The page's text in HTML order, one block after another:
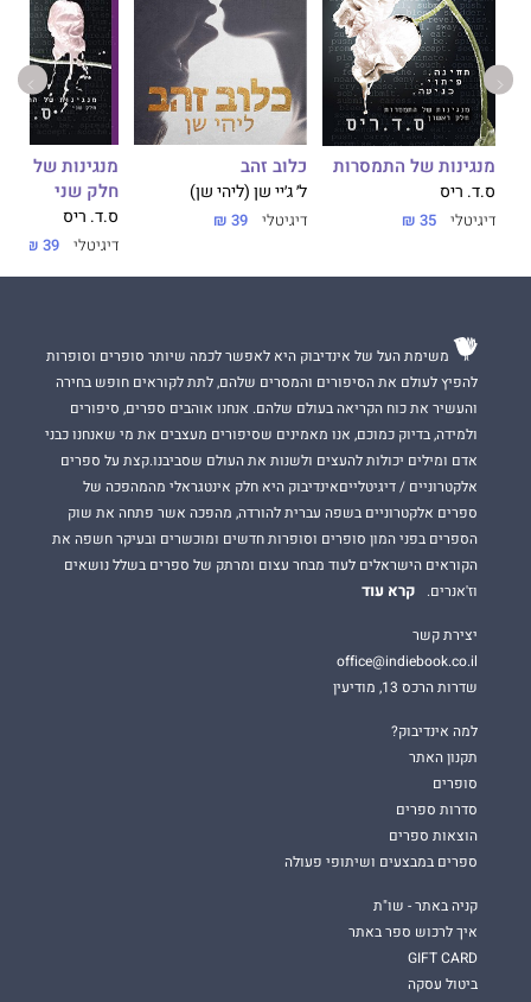
מנגינות של התמסרות
ס.ד. ריס
דיגיטלי 35 ₪
כלוב זהב
ל׳ ג׳יי שן (ליהי שן)
דיגיטלי 39 ₪
מנגינות של
חלק שני
ס.ד. ריס
דיגיטלי 39 ₪
משימת העל של אינדיבוק היא לאפשר לכמה שיותר סופרים וסופרות
להפיץ לעולם את הסיפורים והמסרים שלהם, לתת לקוראים חופש בחירה
והעשיר את כוח הקריאה בעולם שלהם. אנחנו אוהבים ספרים, סיפורים
ולמידה, בדיוק כמוכם, אנו מאמינים שסיפורים מעצבים את מי שאנחנו כבני
אדם ומילים יכולות להעצים ולשנות את העולם שסביבנו.קצת על ספרים
אלקטרוניים / דיגיטלייםאינדיבוק היא חלק אינטגראלי מהמהפכה של
ספרים אלקטרוניים בשפה עברית להורדה, מהפכה אשר פתחה את שוק
הספרים בפני המון סופרים וסופרות חדשים ומוכשרים ובעיקר חשפה את
הקוראים הישראלים לעוד מבחר עצום ומרתק של ספרים בשלל נושאים
וז'אנרים.
קרא עוד
יצירת קשר
office@indiebook.co.il
שדרות הרכס 13, מודיעין
למה אינדיבוק?
תקנון האתר
סופרים
סדרות ספרים
הוצאות ספרים
ספרים במבצעים ושיתופי פעולה
קניה באתר - שו"ת
איך לרכוש ספר באתר
GIFT CARD
ביטול עסקה